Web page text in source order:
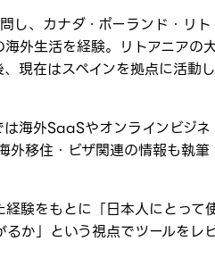
し、カナダ・ポーランド・リト
外生活を経験。リトアニアの
現在はスペインを拠点に活動し
海外SaaSやオンラインビジネ
外移住・ビザ関連の情報も執筆
験をもとに「日本人にとって
か」という視点でツールをレ